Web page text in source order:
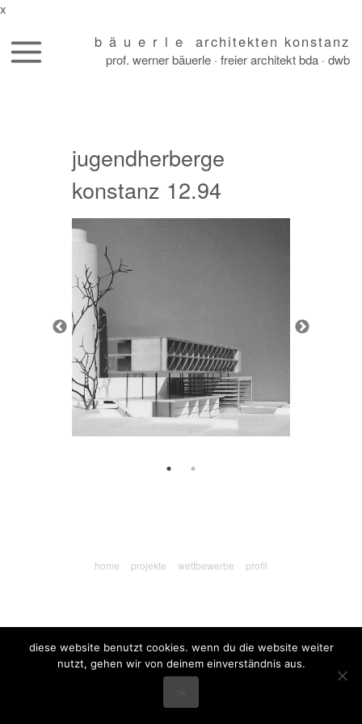
x
b ä u e r l e architekten konstanz
prof. werner bäuerle · freier architekt bda · dwb
jugendherberge
konstanz 12.94
home projekte wettbewerbe profil
diese website benutzt cookies. wenn du die website weiter
nutzt, gehen wir von deinem einverständnis aus.